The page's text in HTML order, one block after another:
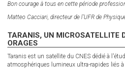
Bon courage à tous en cette période
Matteo Cacciari, directeur de l’UFR de
TARANIS, UN MICROSATELLITE
ORAGES
Taranis est un satellite du CNES dédié à
atmosphériques lumineux ultra-rapides liés